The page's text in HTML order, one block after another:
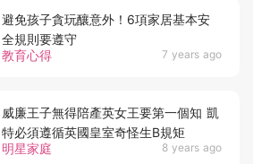
教育心得 7 years ago
避免孩子貪玩釀意外！6項家居基本安
全規則要遵守
明星家庭 8 years ago
威廉王子無得陪產英女王要第一個知 凱
特必須遵循英國皇室奇怪生B規矩